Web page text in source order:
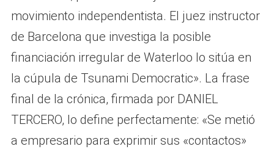
movimiento independentista. El juez instructor
de Barcelona que investiga la posible
financiación irregular de Waterloo lo sitúa en
la cúpula de Tsunami Democratic». La frase
final de la crónica, firmada por DANIEL
TERCERO, lo define perfectamente: «Se metió
a empresario para exprimir sus «contactos»